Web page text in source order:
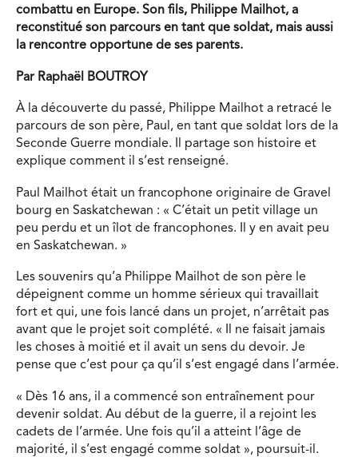
combattu en Europe. Son fils, Philippe Mailhot, a
reconstitué son parcours en tant que soldat, mais aussi
la rencontre opportune de ses parents.
Par Raphaël BOUTROY
À la découverte du passé, Philippe Mailhot a retracé le
parcours de son père, Paul, en tant que soldat lors de la
Seconde Guerre mondiale. Il partage son histoire et
explique comment il s’est renseigné.
Paul Mailhot était un francophone originaire de Gravel
bourg en Saskatchewan : « C’était un petit village un
peu perdu et un îlot de francophones. Il y en avait peu
en Saskatchewan. »
Les souvenirs qu’a Philippe Mailhot de son père le
dépeignent comme un homme sérieux qui travaillait
fort et qui, une fois lancé dans un projet, n’arrêtait pas
avant que le projet soit complété. « Il ne faisait jamais
les choses à moitié et il avait un sens du devoir. Je
pense que c’est pour ça qu’il s’est engagé dans l’armée.
« Dès 16 ans, il a commencé son entraînement pour
devenir soldat. Au début de la guerre, il a rejoint les
cadets de l’armée. Une fois qu’il a atteint l’âge de
majorité, il s’est engagé comme soldat », poursuit-il.